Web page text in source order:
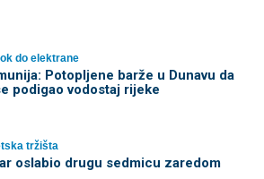
do elektrane
Potopljene barže u Dunavu da
podigao vodostaj rijeke
tržišta
oslabio drugu sedmicu zaredom